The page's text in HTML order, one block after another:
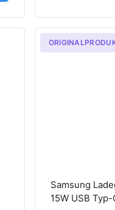
Samsung
15W USB